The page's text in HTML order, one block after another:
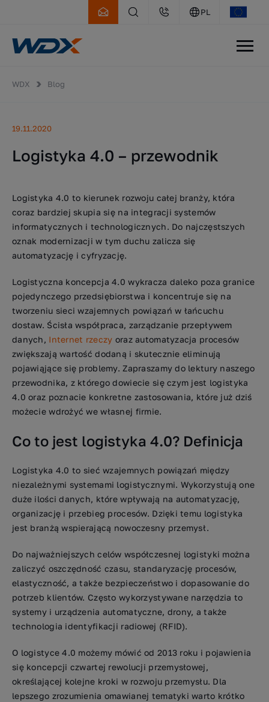
PL
WDX Blog
19.11.2020
Logistyka 4.0 – przewodnik
Logistyka 4.0 to kierunek rozwoju całej branży, która
coraz bardziej skupia się na integracji systemów
informatycznych i technologicznych. Do najczęstszych
oznak modernizacji w tym duchu zalicza się
automatyzację i cyfryzację.
Logistyczna koncepcja 4.0 wykracza daleko poza granice
pojedynczego przedsiębiorstwa i koncentruje się na
tworzeniu sieci wzajemnych powiązań w łańcuchu
dostaw. Ścisła współpraca, zarządzanie przepływem
danych, Internet rzeczy oraz automatyzacja procesów
zwiększają wartość dodaną i skutecznie eliminują
pojawiąjące się problemy. Zapraszamy do lektury naszego
przewodnika, z którego dowiecie się czym jest logistyka
4.0 oraz poznacie konkretne zastosowania, które już dziś
możecie wdrożyć we własnej firmie.
Co to jest logistyka 4.0? Definicja
Logistyka 4.0 to sieć wzajemnych powiązań między
niezależnymi systemami logistycznymi. Wykorzystują one
duże ilości danych, które wpływają na automatyzację,
organizację i przebieg procesów. Dzięki temu logistyka
jest branżą wspierającą nowoczesny przemysł.
Do najważniejszych celów współczesnej logistyki można
zaliczyć oszczędność czasu, standaryzację procesów,
elastyczność, a także bezpieczeństwo i dopasowanie do
potrzeb klientów. Często wykorzystywane narzędzia to
systemy i urządzenia automatyczne, drony, a także
technologia identyfikacji radiowej (RFID).
O logistyce 4.0 możemy mówić od 2013 roku i pojawienia
się koncepcji czwartej rewolucji przemysłowej,
określającej kolejne kroki w rozwoju przemysłu. Dla
lepszego zrozumienia omawianej tematyki warto krótko